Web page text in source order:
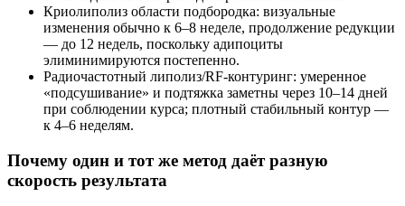
Криолиполиз области подбородка: визуальные
изменения обычно к 6–8 неделе, продолжение редукции
— до 12 недель, поскольку адипоциты
элиминимируются постепенно.
Радиочастотный липолиз/RF‑контуринг: умеренное
«подсушивание» и подтяжка заметны через 10–14 дней
при соблюдении курса; плотный стабильный контур —
к 4–6 неделям.
Почему один и тот же метод даёт разную
скорость результата